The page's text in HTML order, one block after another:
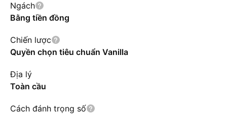
Ngách
Bằng tiền đồng
Chiến lược
Quyền chọn tiêu chuẩn Vanilla
Địa lý
Toàn cầu
Cách đánh trọng số